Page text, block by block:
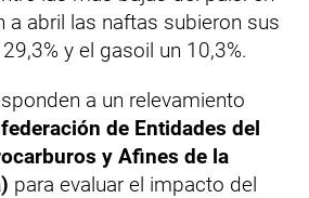
a abril las naftas subieron sus
y el gasoil un 10,3%.
a un relevamiento
de Entidades del
y Afines de la
para evaluar el impacto del